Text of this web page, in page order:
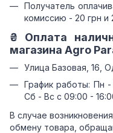
Получатель
комиссию - 20 грн и
₴ Оплата
магазина Agro
Улица Базовая, 16,
График работы: Пн
Сб - Вс с 09:00 -
В случае
обмену товара,